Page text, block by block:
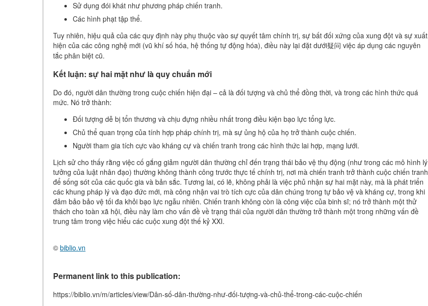
Sử dụng đói khát như phương pháp chiến tranh.
Các hình phạt tập thể.
Tuy nhiên, hiệu quả của các quy định này phụ thuộc vào sự quyết tâm chính trị, sự bất đối xứng của xung đột và sự xuất
hiện của các công nghệ mới (vũ khí số hóa, hệ thống tự động hóa), điều này lại đặt dưới疑问 việc áp dụng các nguyên
tắc phân biệt cũ.
Kết luận: sự hai mặt như là quy chuẩn mới
Do đó, người dân thường trong cuộc chiến hiện đại – cả là đối tượng và chủ thể đồng thời, và trong các hình thức quá
mức. Nó trở thành:
Đối tượng dễ bị tổn thương và chịu đựng nhiều nhất trong điều kiện bạo lực tổng lực.
Chủ thể quan trọng của tính hợp pháp chính trị, mà sự ủng hộ của họ trở thành cuộc chiến.
Người tham gia tích cực vào kháng cự và chiến tranh trong các hình thức lai hợp, mạng lưới.
Lịch sử cho thấy rằng việc cố gắng giảm người dân thường chỉ đến trạng thái bảo vệ thụ động (như trong các mô hình lý
tưởng của luật nhân đạo) thường không thành công trước thực tế chính trị, nơi mà chiến tranh trở thành cuộc chiến tranh
để sống sót của các quốc gia và bản sắc. Tương lai, có lẽ, không phải là việc phủ nhận sự hai mặt này, mà là phát triển
các khung pháp lý và đạo đức mới, mà công nhận vai trò tích cực của dân chúng trong tự bảo vệ và kháng cự, trong khi
đảm bảo bảo vệ tối đa khỏi bạo lực ngẫu nhiên. Chiến tranh không còn là công việc của binh sĩ; nó trở thành một thử
thách cho toàn xã hội, điều này làm cho vấn đề về trạng thái của người dân thường trở thành một trong những vấn đề
trung tâm trong việc hiểu các cuộc xung đột thế kỷ XXI.
© biblio.vn
Permanent link to this publication:
https://biblio.vn/m/articles/view/Dân-số-dân-thường-như-đối-tượng-và-chủ-thể-trong-các-cuộc-chiến